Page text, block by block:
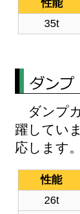
性能
35t
ダンプ
躍してい
応します。
性能
26t